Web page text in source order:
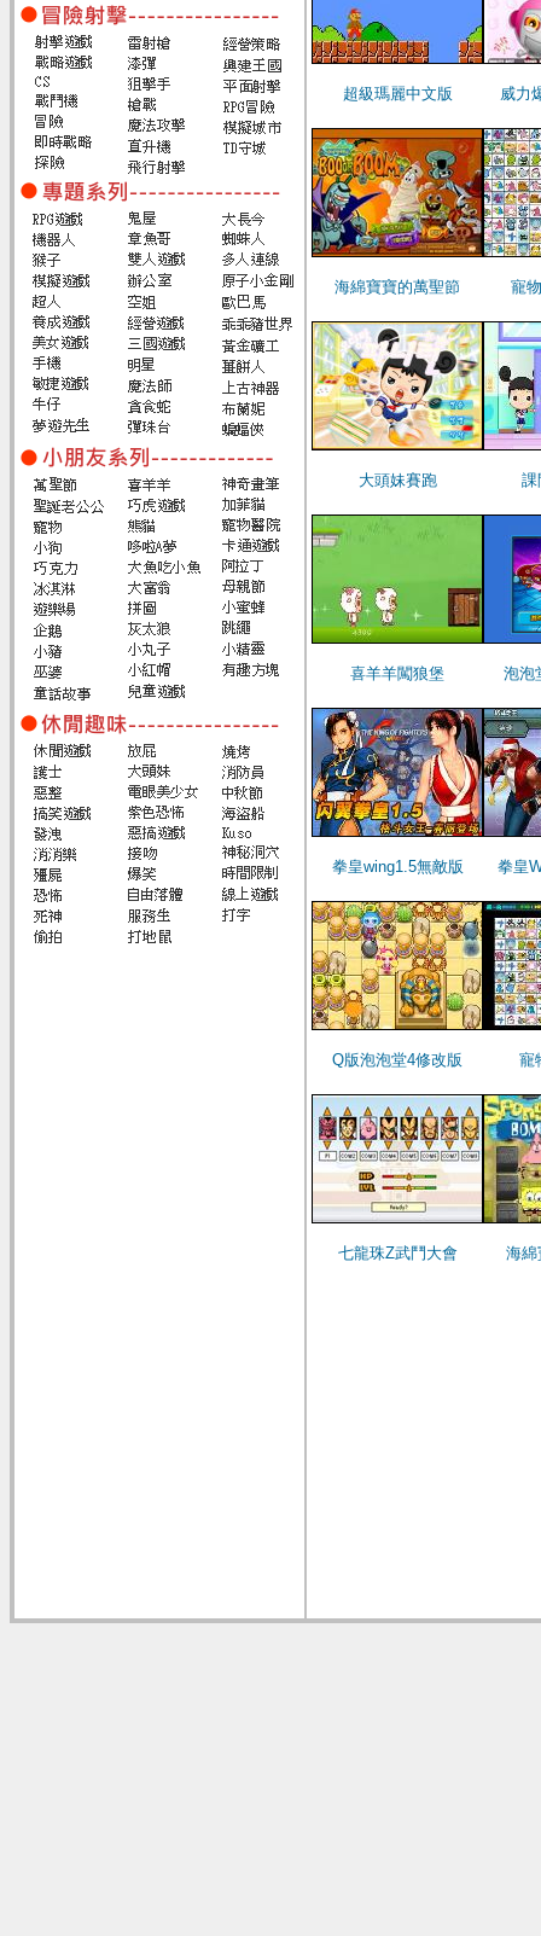
超級瑪麗中文版 威力
海綿寶寶的萬聖節 寵
大頭妹賽跑 課
喜羊羊闖狼堡 泡泡
拳皇wing1.5無敵版 拳皇
Q版泡泡堂4修改版 寵
七龍珠Z武鬥大會 海綿